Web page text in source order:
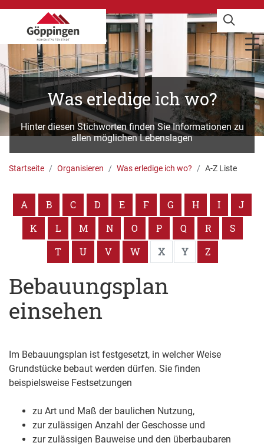
Was erledige ich wo?
Hinter diesen Stichworten finden Sie Informationen zu
allen möglichen Lebenslagen
Startseite Organisieren Was erledige ich wo? A-Z Liste
A B C D E F G H I
J
K
L M N O P Q R
S
T
U V W X Y Z
Bebauungsplan
einsehen
Im Bebauungsplan ist festgesetzt, in welcher Weise
Grundstücke bebaut werden dürfen. Sie finden
beispielsweise Festsetzungen
zu Art und Maß der baulichen Nutzung,
zur zulässigen Anzahl der Geschosse und
zur zulässigen Bauweise und den überbaubaren